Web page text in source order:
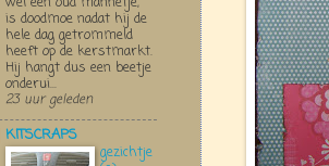
is doodmoe nadat hij de
hele dag getrommeld
heeft op de kerstmarkt.
Hij hangt dus een beetje
onderui...
23 uur geleden
KITSCRAPS
gezichtje